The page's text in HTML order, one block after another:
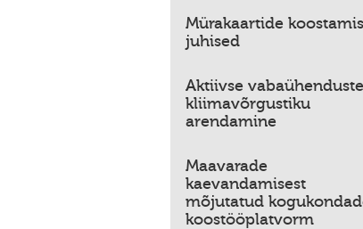
Mürakaartide
juhised
Aktiivse vabaühenduste
kliimavõrgustiku
arendamine
Maavarade
kaevandamisest
mõjutatud
koostööplatvorm